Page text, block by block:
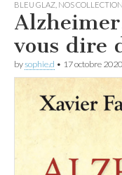
Tout
BLEU GLAZ NOS
vous dire
bysophie.d • 17 octobre 2020